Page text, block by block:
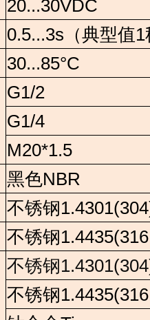
20...30VDC
0.5...3s （典型值1
30...85°C
G1/2
G1/4
M20*1.5
黑色NBR
不锈钢
不锈钢
不锈钢
不锈钢